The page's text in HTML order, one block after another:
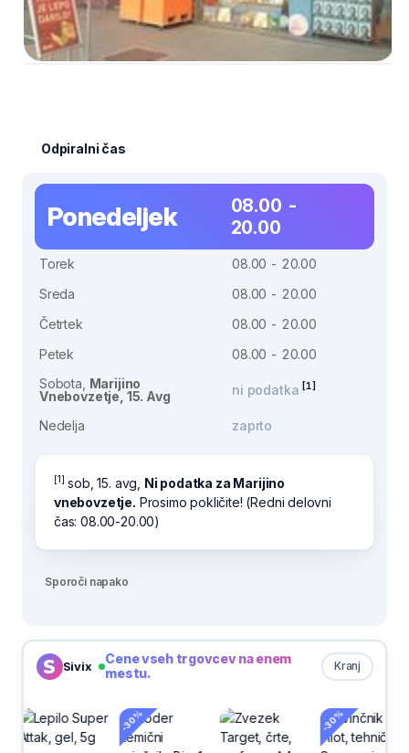
Odpiralni čas
Ponedeljek
08.00 -
20.00
Torek
08.00 - 20.00
Sreda
08.00 - 20.00
Četrtek
08.00 - 20.00
Petek
08.00 - 20.00
Sobota, Marijino
Vnebovzetje, 15. Avg
ni podatka [1]
Nedelja zaprto
[1] sob, 15. avg, Ni podatka za Marijino
vnebovzetje. Prosimo pokličite! (Redni delovni
čas: 08.00-20.00)
Sporoči napako
Sivix Kranj
Cene vseh trgovcev na enem
mestu.
-30% -30%